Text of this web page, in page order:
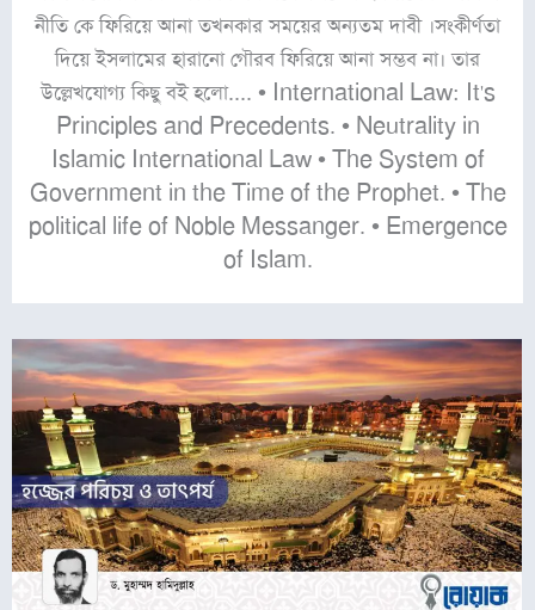
নীতি কে ফিরিয়ে আনা তখনকার সময়ের অন্যতম দাবী ।সংকীর্ণতা
দিয়ে ইসলামের হারানো গৌরব ফিরিয়ে আনা সম্ভব না। তার
উল্লেখযোগ্য কিছু বই হলো.... • International Law: It's
Principles and Precedents. • Neutrality in
Islamic International Law • The System of
Government in the Time of the Prophet. • The
political life of Noble Messanger. • Emergence
of Islam.